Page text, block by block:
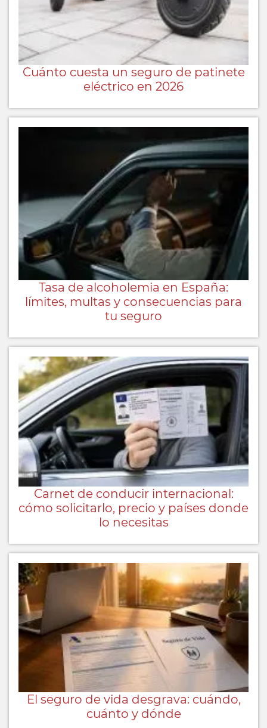
Cuánto cuesta un seguro de patinete
eléctrico en 2026
Tasa de alcoholemia en España:
límites, multas y consecuencias para
tu seguro
Carnet de conducir internacional:
cómo solicitarlo, precio y países donde
lo necesitas
El seguro de vida desgrava: cuándo,
cuánto y dónde